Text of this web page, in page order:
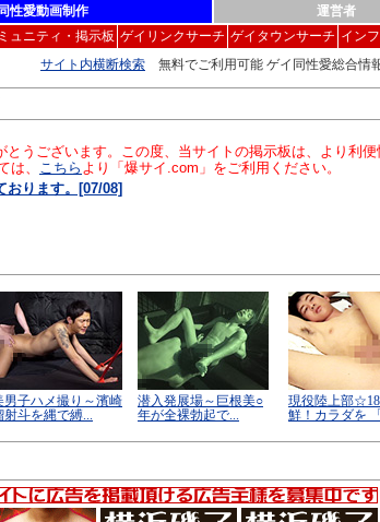
性愛動画制作
運営者
ュニティ・掲示板 ゲイリンクサーチ ゲイタウンサーチ イン
サイト内横断検索 無料でご利用可能 ゲイ同性愛総合情
うございます。この度、当サイトの掲示板は、より利便
は、 こちら より「爆サイ.com」をご利用ください。
おります。[07/08]